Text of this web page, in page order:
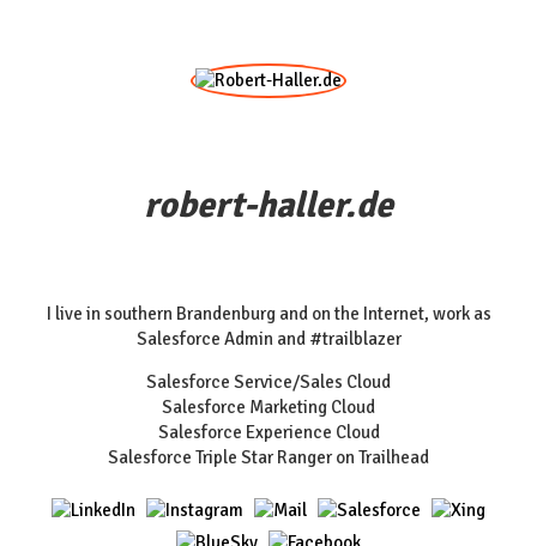
robert-haller.de
I live in southern Brandenburg and on the Internet, work as
Salesforce Admin and #trailblazer
Salesforce Service/Sales Cloud
Salesforce Marketing Cloud
Salesforce Experience Cloud
Salesforce Triple Star Ranger on Trailhead